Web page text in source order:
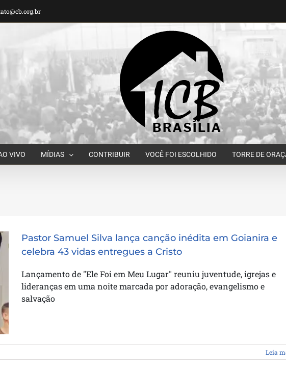
VIVO MÍDIAS CONTRIBUIR VOCÊ FOI ESCOLHIDO TORRE DE
Pastor Samuel Silva lança canção inédita em Goianira e
celebra 43 vidas entregues a Cristo
Lançamento de "Ele Foi em Meu Lugar" reuniu juventude, igrejas e
lideranças em uma noite marcada por adoração, evangelismo e
salvação
Leia